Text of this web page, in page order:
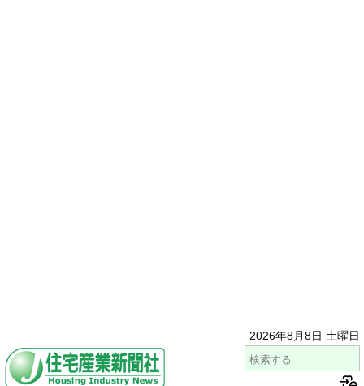
2026年8月8日 土曜日